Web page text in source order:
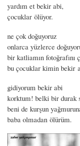
yardım et bekir abi,
çocuklar ölüyor.
ne çok doğuyoruz
onlarca yüzlerce
bir katliamın fotoğrafını
bu çocuklar kimin bekir
gidiyorum bekir abi
korktum! belki bir durak
beni de kurşun
baba olmadan ölürüm.